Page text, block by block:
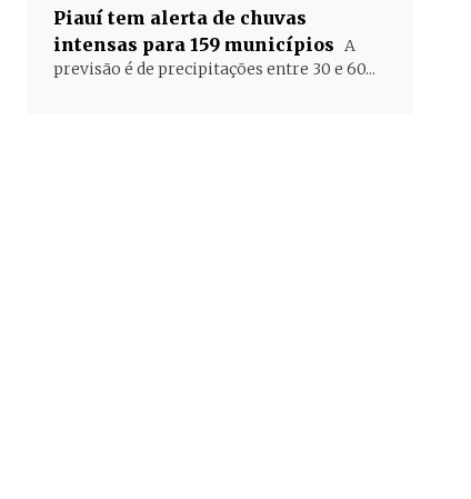
Piauí tem alerta de chuvas
intensas para 159 municípios A
previsão é de precipitações entre 30 e 60...